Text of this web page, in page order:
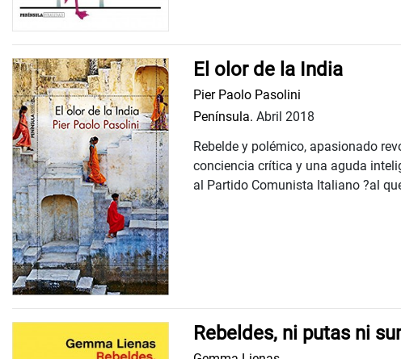
El olor de la India
Pier Paolo Pasolini
Península. Abril 2018
Rebelde y polémico, apasionado
conciencia crítica y una aguda
al Partido Comunista Italiano ?al
Rebeldes, ni putas ni